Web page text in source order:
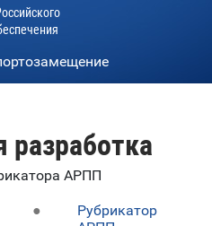
разработка
АРПП
●
Рубрикатор